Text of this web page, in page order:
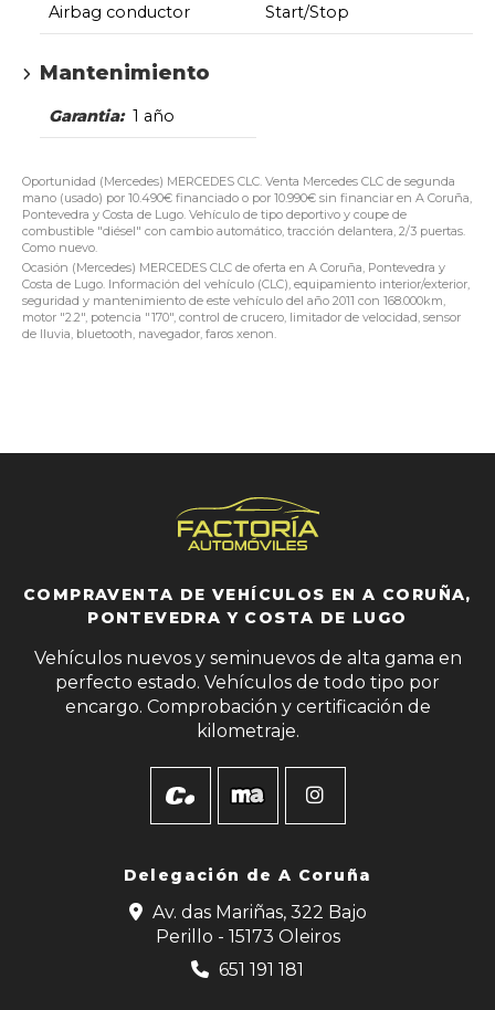
Airbag conductor Start/Stop
Mantenimiento
Garantia: 1 año
Oportunidad (Mercedes) MERCEDES CLC. Venta Mercedes CLC de segunda
mano (usado) por 10.490€ financiado o por 10.990€ sin financiar en A Coruña,
Pontevedra y Costa de Lugo. Vehículo de tipo deportivo y coupe de
combustible "diésel" con cambio automático, tracción delantera, 2/3 puertas.
Como nuevo.
Ocasión (Mercedes) MERCEDES CLC de oferta en A Coruña, Pontevedra y
Costa de Lugo. Información del vehículo (CLC), equipamiento interior/exterior,
seguridad y mantenimiento de este vehículo del año 2011 con 168.000km,
motor "2.2", potencia "170", control de crucero, limitador de velocidad, sensor
de lluvia, bluetooth, navegador, faros xenon.
COMPRAVENTA DE VEHÍCULOS EN A CORUÑA,
PONTEVEDRA Y COSTA DE LUGO
Vehículos nuevos y seminuevos de alta gama en
perfecto estado. Vehículos de todo tipo por
encargo. Comprobación y certificación de
kilometraje.
Delegación deA Coruña
Av. das Mariñas, 322 Bajo
Perillo - 15173 Oleiros
651 191 181